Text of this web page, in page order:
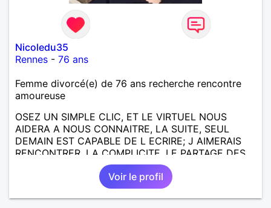
Nicoledu35
Rennes - 76 ans
Femme divorcé(e) de 76 ans recherche rencontre
amoureuse
OSEZ UN SIMPLE CLIC, ET LE VIRTUEL NOUS
AIDERA A NOUS CONNAITRE, LA SUITE, SEUL
DEMAIN EST CAPABLE DE L ECRIRE; J AIMERAIS
RENCONTRER, LA COMPLICITE, LE PARTAGE DES
BELLES CHOSES DE LA VIE : BALADES, VOYAGES
EN FRANCE OU AILLEURS. ETRE A L ECOUTE DE L
AUTRE, ET LA VIE SERA PLUS BELLE
ENCORE.....................
Voir le profil